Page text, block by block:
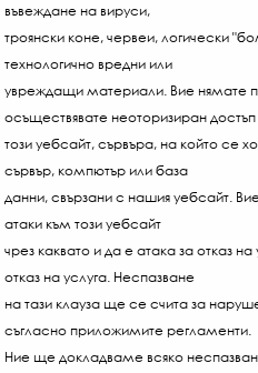
въвеждане на вируси,
троянски коне, червеи, логически
технологично вредни или
увреждащи материали. Вие нямате
осъществявате неоторизиран
този уебсайт, сървъра, на който се
сървър, компютър или база
данни, свързани с нашия уебсайт.
атаки към този уебсайт
чрез каквато и да е атака за отказ
отказ на услуга. Неспазване
на тази клауза ще се счита за
съгласно приложимите регламенти.
Ние ще докладваме всяко